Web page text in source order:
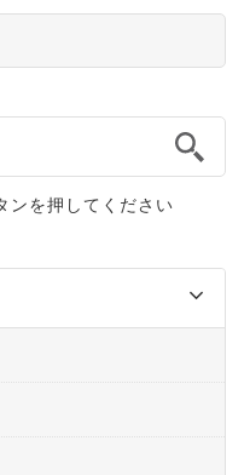
ンを押してください